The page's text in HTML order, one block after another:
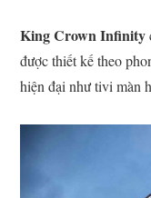
King Crown Infinity
được thiết kế theo
hiện đại như tivi màn